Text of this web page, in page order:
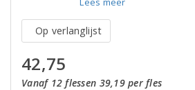
Op verlanglijst
42,75
Vanaf 12 flessen 39,19 per fles